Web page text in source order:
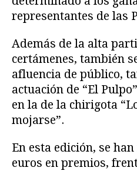
representantes de las
Además de la alta
certámenes, también
afluencia de público,
actuación de “El
en la de la chirigota
mojarse”.
En esta edición, se
euros en premios,